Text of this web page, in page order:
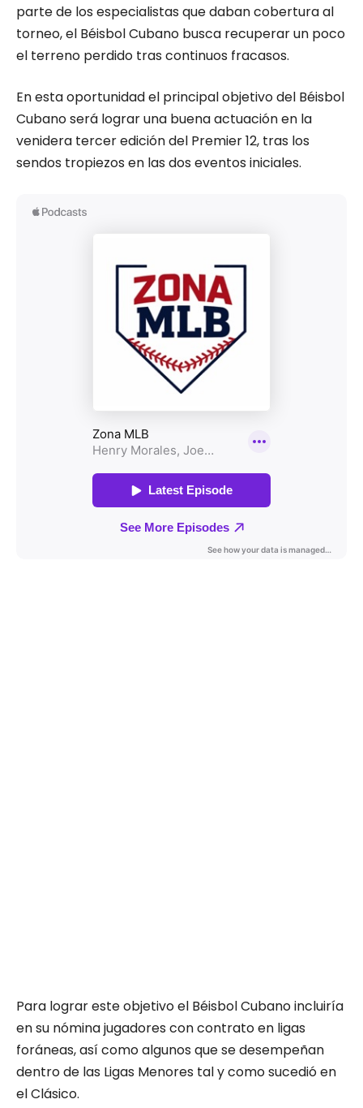
parte de los especialistas que daban cobertura al
torneo, el Béisbol Cubano busca recuperar un poco
el terreno perdido tras continuos fracasos.
En esta oportunidad el principal objetivo del Béisbol
Cubano será lograr una buena actuación en la
venidera tercer edición del Premier 12, tras los
sendos tropiezos en las dos eventos iniciales.
Para lograr este objetivo el Béisbol Cubano incluiría
en su nómina jugadores con contrato en ligas
foráneas, así como algunos que se desempeñan
dentro de las Ligas Menores tal y como sucedió en
el Clásico.